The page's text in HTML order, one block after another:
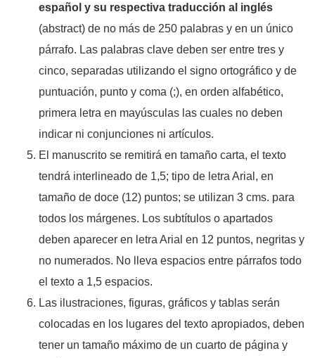
español y su respectiva traducción al inglés
(abstract) de no más de 250 palabras y en un único
párrafo. Las palabras clave deben ser entre tres y
cinco, separadas utilizando el signo ortográfico y de
puntuación, punto y coma (;), en orden alfabético,
primera letra en mayúsculas las cuales no deben
indicar ni conjunciones ni artículos.
El manuscrito se remitirá en tamaño carta, el texto
tendrá interlineado de 1,5; tipo de letra Arial, en
tamaño de doce (12) puntos; se utilizan 3 cms. para
todos los márgenes. Los subtítulos o apartados
deben aparecer en letra Arial en 12 puntos, negritas y
no numerados. No lleva espacios entre párrafos todo
el texto a 1,5 espacios.
Las ilustraciones, figuras, gráficos y tablas serán
colocadas en los lugares del texto apropiados, deben
tener un tamaño máximo de un cuarto de página y